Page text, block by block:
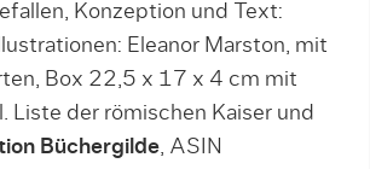
Konzeption und Text:
Eleanor Marston, mit
Box 22,5 x 17 x 4 cm mit
Liste der römischen Kaiser und
Büchergilde, ASIN